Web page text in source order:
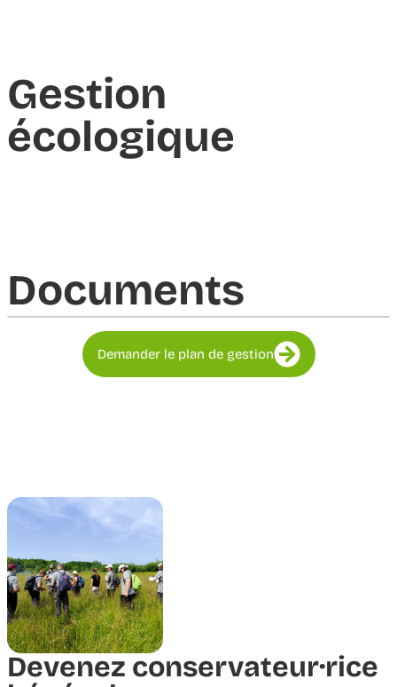
Gestion
écologique
Documents​
Demander le plan de gestion
Devenez conservateur·rice